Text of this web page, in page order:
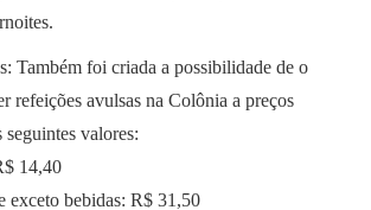
Também foi criada a possibilidade de o
refeições avulsas na Colônia a preços
valores:
14,40
exceto bebidas: R$ 31,50